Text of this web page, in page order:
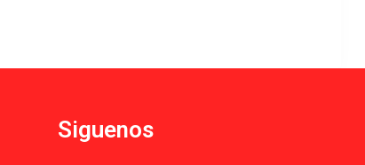
Siguenos